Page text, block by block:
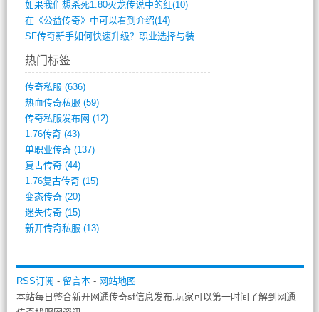
如果我们想杀死1.80火龙传说中的红(10)
在《公益传奇》中可以看到介绍(14)
SF传奇新手如何快速升级？职业选择与装备(711)
热门标签
传奇私服 (636)
热血传奇私服 (59)
传奇私服发布网 (12)
1.76传奇(43)
单职业传奇(137)
复古传奇(44)
1.76复古传奇(15)
变态传奇(20)
迷失传奇(15)
新开传奇私服 (13)
RSS订阅 - 留言本- 网站地图
本站每日整合新开网通传奇sf信息发布,玩家可以第一时间了解到网通